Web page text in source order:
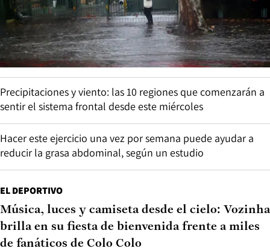
Precipitaciones y viento: las 10 regiones que comenzarán a
sentir el sistema frontal desde este miércoles
Hacer este ejercicio una vez por semana puede ayudar a
reducir la grasa abdominal, según un estudio
EL DEPORTIVO
Música, luces y camiseta desde el cielo: Vozinha
brilla en su fiesta de bienvenida frente a miles
de fanáticos de Colo Colo